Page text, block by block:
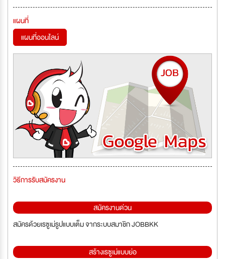
แผนที่
แผนที่ออนไลน์
วิธีการรับสมัครงาน
สมัครงานด่วน
สมัครด้วยเรซูเม่รูปแบบเต็ม จากระบบสมาชิก JOBBKK
สร้างเรซูเม่แบบย่อ